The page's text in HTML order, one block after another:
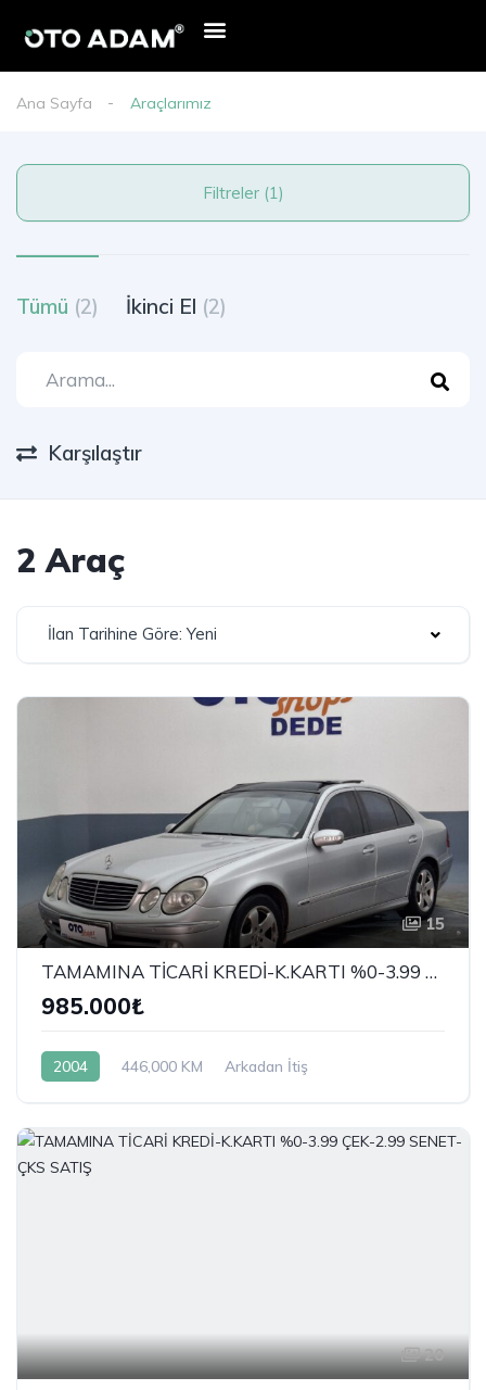
Ana Sayfa Araçlarımız
Filtreler (1)
Tümü (2) İkinci El (2)
Karşılaştır
2 Araç
İlan Tarihine Göre: Yeni
15
TAMAMINA TİCARİ KREDİ-K.KARTI %0-3.99 ÇEK-2.99 SENET-ÇKS SATIŞ
985.000₺
2004 446,000 KM Arkadan İtiş
20